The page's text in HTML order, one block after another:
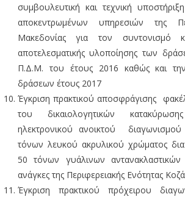
συμβουλευτική και τεχνική
αποκεντρωμένων υπηρεσιών της
Μακεδονίας για τον συντονισμό
αποτελεσματικής υλοποίησης των
Π.Δ.Μ. του έτους 2016 καθώς και
δράσεων έτους 2017
Έγκριση πρακτικού αποσφράγισης
του δικαιολογητικών
ηλεκτρονικού ανοικτού
τόνων λευκού ακρυλικού χρώματος
50 τόνων γυάλινων αντανακλαστικών
ανάγκες της Περιφερειακής Ενότητας
Έγκριση πρακτικού πρόχειρου